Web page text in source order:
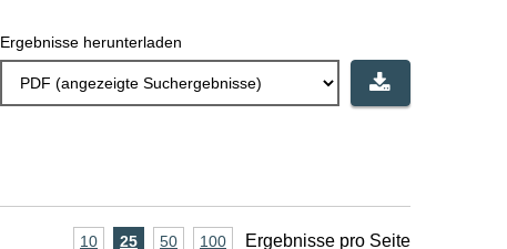
Ergebnisse herunterladen
10Ergebnisse
25Ergebnisse
50Ergebnisse
100Ergebnisse
Ergebnisse pro Seite